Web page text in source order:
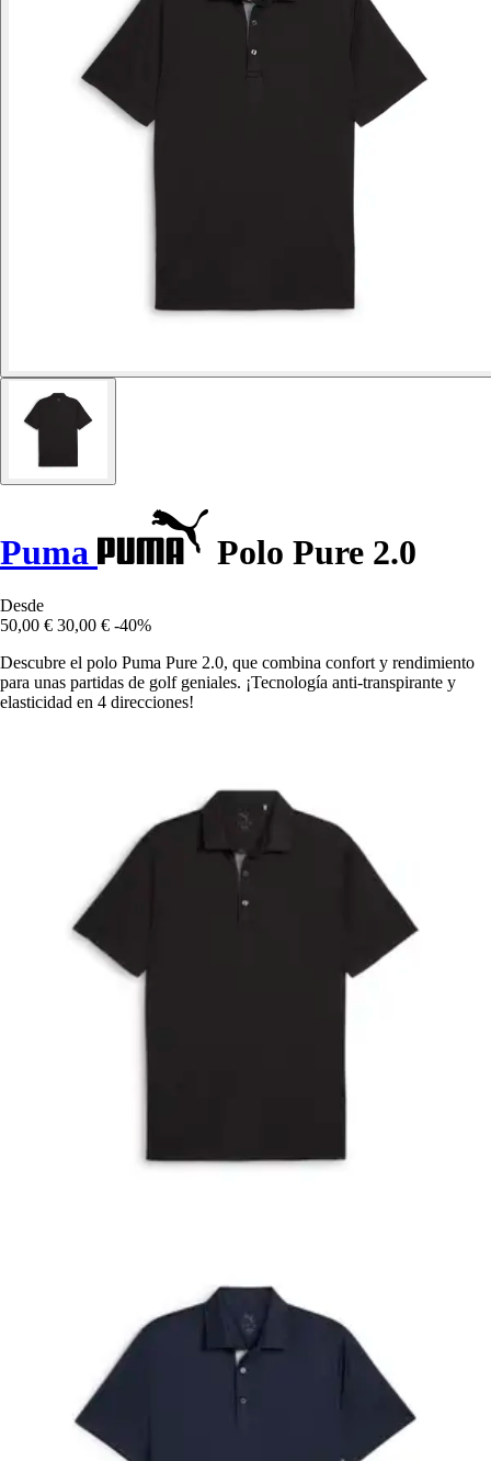
Puma Polo Pure 2.0
Desde
50,00 € 30,00 € -40%
Descubre el polo Puma Pure 2.0, que combina confort y rendimiento
para unas partidas de golf geniales. ¡Tecnología anti-transpirante y
elasticidad en 4 direcciones!